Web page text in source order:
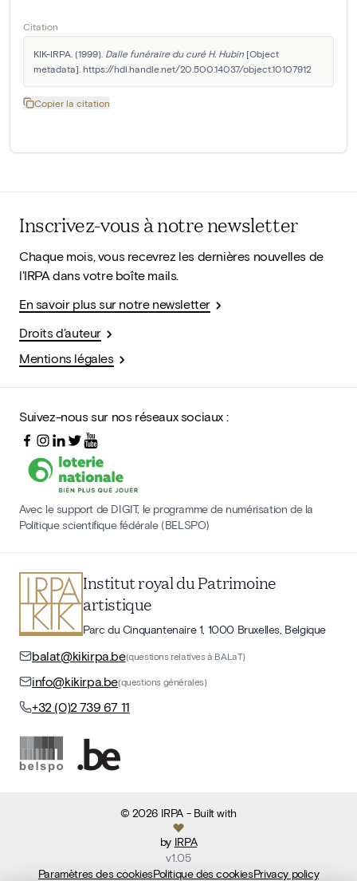
Citation
KIK-IRPA. (1999). Dalle funéraire du curé H. Hubin [Object
metadata]. https://hdl.handle.net/20.500.14037/object.10107912
Copier la citation
Inscrivez-vous à notre newsletter
Chaque mois, vous recevrez les dernières nouvelles de
l'IRPA dans votre boîte mails.
En savoir plus sur notre newsletter
Droits d'auteur
Mentions légales
Suivez-nous sur nos réseaux sociaux :
Avec le support de DIGIT, le programme de numérisation de la
Politique scientifique fédérale (BELSPO)
Institut royal du Patrimoine
artistique
Parc du Cinquantenaire 1, 1000 Bruxelles, Belgique
balat@kikirpa.be(questions relatives à BALaT)
info@kikirpa.be(questions générales)
+32 (0)2 739 67 11
©2026 IRPA- Built with
by IRPA
v1.05
Paramètres des cookiesPolitique des cookiesPrivacy policy